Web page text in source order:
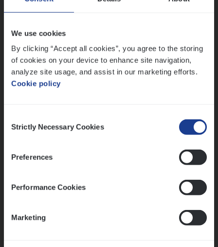
We use cookies
By clicking “Accept all cookies”, you agree to the storing
of cookies on your device to enhance site navigation,
analyze site usage, and assist in our marketing efforts.
Cookie policy
Selection
Strictly Necessary Cookies
Preferences
Performance Cookies
Marketing
Lees onze verhalen
humor
werk